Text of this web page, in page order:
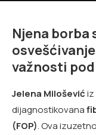
Njena borba
važnosti
Jelena Miloševićiz
dijagnostikovana
(FOP). Ova